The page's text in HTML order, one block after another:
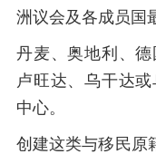
洲议会及各成员国
丹麦、奥地利、
卢旺达、乌干达
中心。
创建这类与移民原